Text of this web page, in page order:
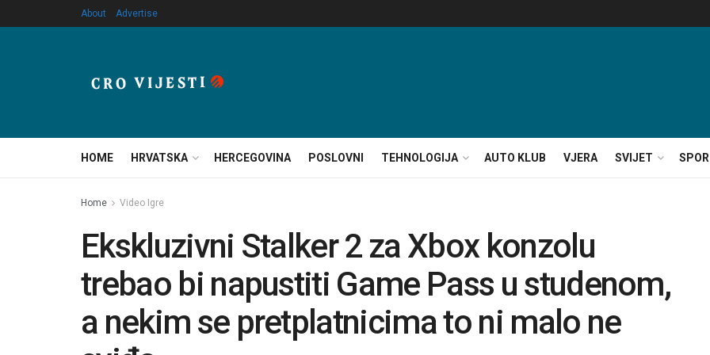
About Advertise
HOME HRVATSKA HERCEGOVINA POSLOVNI TEHNOLOGIJA AUTO KLUB VJERA SVIJET
Home Video Igre
Ekskluzivni Stalker 2 za Xbox konzolu
trebao bi napustiti Game Pass u studenom,
a nekim se pretplatnicima to ni malo ne